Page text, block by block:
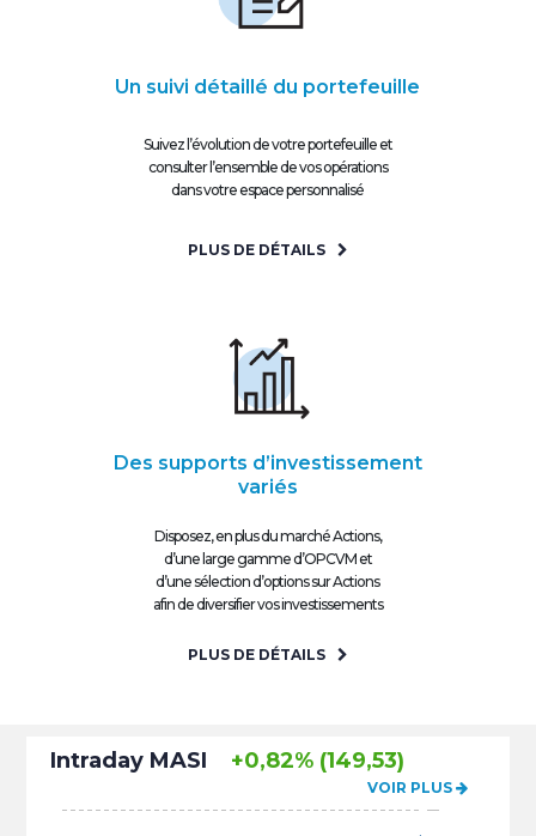
Un suivi détaillé du portefeuille
Suivez l’évolution de votre portefeuille et
consulter l’ensemble de vos opérations
dans votre espace personnalisé
PLUS DE DÉTAILS
Des supports d’investissement
variés
Disposez, en plus du marché Actions,
d’une large gamme d’OPCVM et
d’une sélection d’options sur Actions
afin de diversifier vos investissements
PLUS DE DÉTAILS
Intraday MASI +0,82% (149,53)
VOIR PLUS